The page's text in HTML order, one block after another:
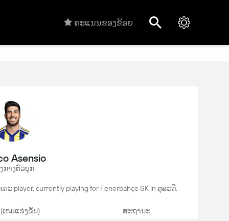
ຄະແນນຂອງຂ້ອຍ
Asensio
ກາງຕົວບຸກ
ະ player, currently playing for Fenerbahçe SK in ຕຸລະກີ.
ເກມແຂ່ງຂັນ) ສະຖານະ